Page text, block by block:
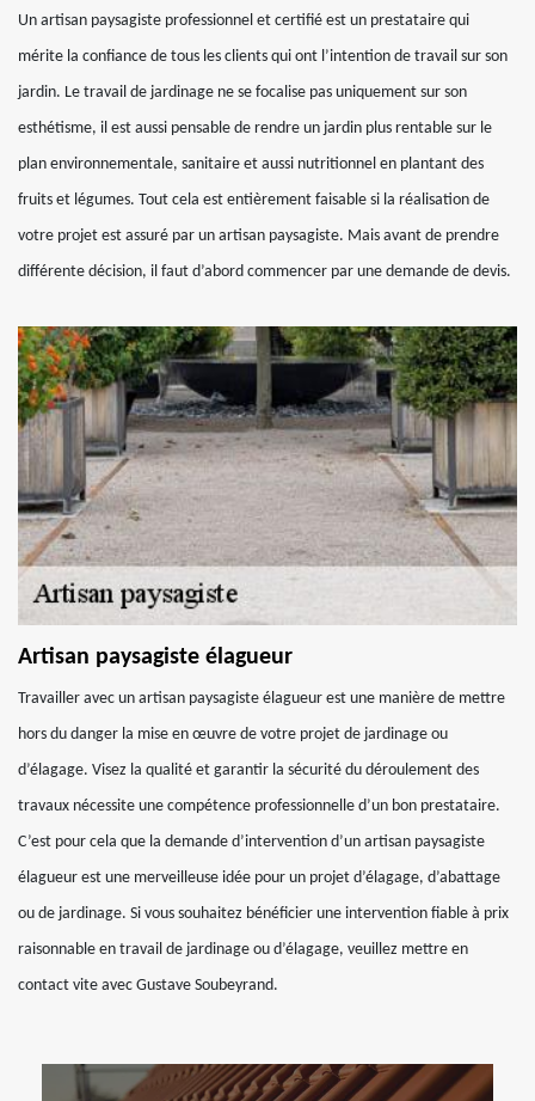
Un artisan paysagiste professionnel et certifié est un prestataire qui
mérite la confiance de tous les clients qui ont l’intention de travail sur son
jardin. Le travail de jardinage ne se focalise pas uniquement sur son
esthétisme, il est aussi pensable de rendre un jardin plus rentable sur le
plan environnementale, sanitaire et aussi nutritionnel en plantant des
fruits et légumes. Tout cela est entièrement faisable si la réalisation de
votre projet est assuré par un artisan paysagiste. Mais avant de prendre
différente décision, il faut d’abord commencer par une demande de devis.
Artisan paysagiste élagueur
Travailler avec un artisan paysagiste élagueur est une manière de mettre
hors du danger la mise en œuvre de votre projet de jardinage ou
d’élagage. Visez la qualité et garantir la sécurité du déroulement des
travaux nécessite une compétence professionnelle d’un bon prestataire.
C’est pour cela que la demande d’intervention d’un artisan paysagiste
élagueur est une merveilleuse idée pour un projet d’élagage, d’abattage
ou de jardinage. Si vous souhaitez bénéficier une intervention fiable à prix
raisonnable en travail de jardinage ou d’élagage, veuillez mettre en
contact vite avec Gustave Soubeyrand.